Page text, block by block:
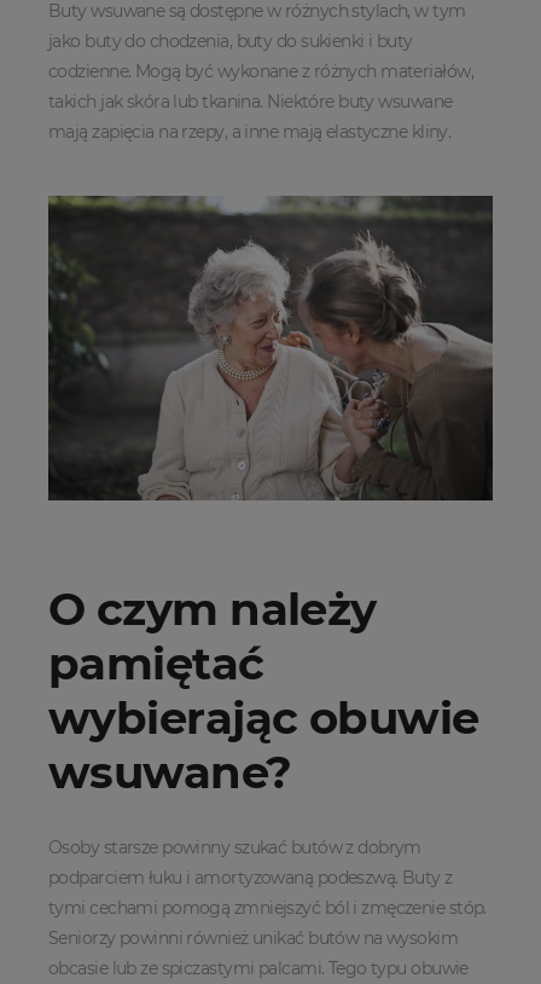
Buty wsuwane są dostępne w różnych stylach, w tym
jako buty do chodzenia, buty do sukienki i buty
codzienne. Mogą być wykonane z różnych materiałów,
takich jak skóra lub tkanina. Niektóre buty wsuwane
mają zapięcia na rzepy, a inne mają elastyczne kliny.
O czym należy
pamiętać
wybierając obuwie
wsuwane?
Osoby starsze powinny szukać butów z dobrym
podparciem łuku i amortyzowaną podeszwą. Buty z
tymi cechami pomogą zmniejszyć ból i zmęczenie stóp.
Seniorzy powinni również unikać butów na wysokim
obcasie lub ze spiczastymi palcami. Tego typu obuwie